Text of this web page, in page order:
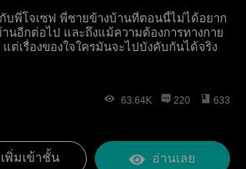
กับพี่โจเซฟ พี่ชายข้างบ้านที่ตอนนี้ไม่ได้อยาก
นอีกต่อไป และถึงแม้ความต้องการทางกาย
ต่เรื่องของใจใครมันจะไปบังคับกันได้จริง
63.64K 220 633
เพิ่มเข้าชั้น อ่านเลย